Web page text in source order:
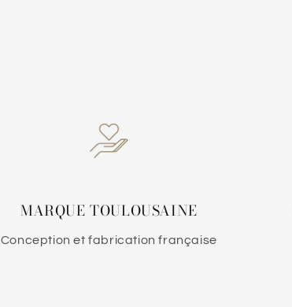
MARQUE TOULOUSAINE
Conception et fabrication française